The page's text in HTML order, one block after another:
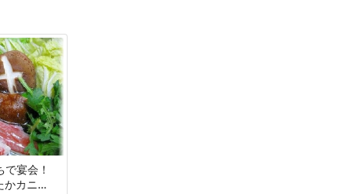
宴会！
かカニ鍋